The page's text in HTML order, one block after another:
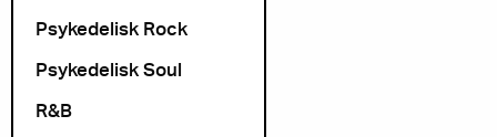
Psykedelisk Rock
Psykedelisk Soul
R&B